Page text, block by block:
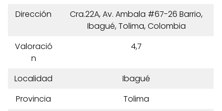
Dirección
Cra.22A, Av. Ambala #67-26 Barrio,
Ibagué, Tolima, Colombia
Valoració
n
4,7
Localidad
Ibagué
Provincia
Tolima